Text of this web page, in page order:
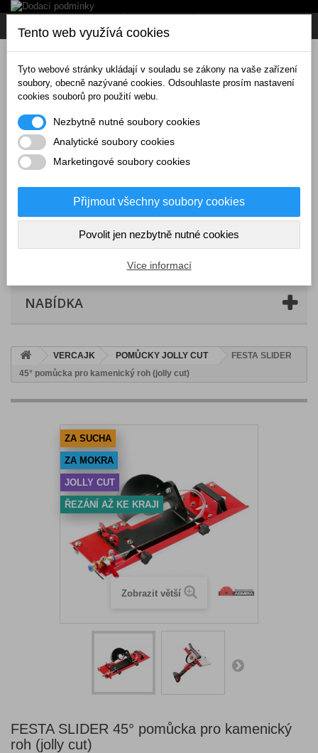
Košík (prázdný)
NABÍDKA
VERCAJK POMŮCKY JOLLY CUT
FESTA SLIDER
45° pomůcka pro kamenický roh (jolly cut)
ZA SUCHA
ZA MOKRA
JOLLY CUT
ŘEZÁNÍ AŽ KE KRAJI
Zobrazit větší
FESTA SLIDER 45° pomůcka pro kamenický
roh (jolly cut)
Tento web využívá cookies
Tyto webové stránky ukládají v souladu se zákony na vaše zařízení
soubory, obecně nazývané cookies. Odsouhlaste prosím nastavení
cookies souborů pro použití webu.
Nezbytně nutné soubory cookies
Analytické soubory cookies
Marketingové soubory cookies
Přijmout všechny soubory cookies
Povolit jen nezbytně nutné cookies
Více informací